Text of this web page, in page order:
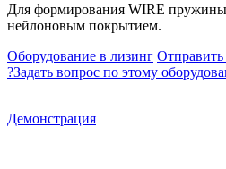
Для формирования WIRE
нейлоновым покрытием.
Оборудование в лизинг
?Задать вопрос по этому
Демонстрация